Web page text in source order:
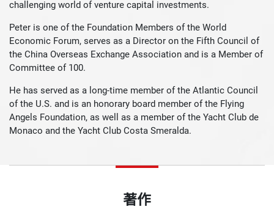
challenging world of venture capital investments.
Peter is one of the Foundation Members of the World
Economic Forum, serves as a Director on the Fifth Council of
the China Overseas Exchange Association and is a Member of
Committee of 100.
He has served as a long-time member of the Atlantic Council
of the U.S. and is an honorary board member of the Flying
Angels Foundation, as well as a member of the Yacht Club de
Monaco and the Yacht Club Costa Smeralda.
著作